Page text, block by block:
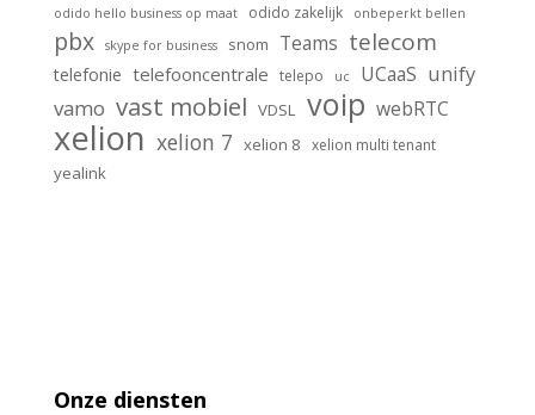
odido hello business op maat odido zakelijk onbeperkt bellen
pbx skype for business snom Teams telecom
telefonie telefooncentrale telepo uc UCaaS unify
vamo vast mobiel VDSL voip webRTC
xelion xelion 7 xelion 8 xelion multi tenant
yealink
Onze diensten